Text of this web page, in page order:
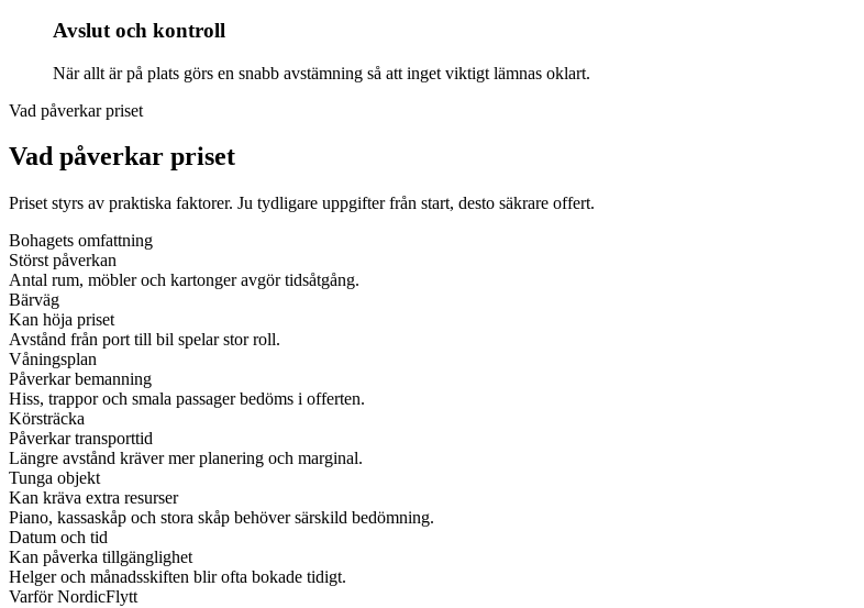
Avslut och kontroll
När allt är på plats görs en snabb avstämning så att inget viktigt lämnas oklart.
Vad påverkar priset
Vad påverkar priset
Priset styrs av praktiska faktorer. Ju tydligare uppgifter från start, desto säkrare offert.
Bohagets omfattning
Störst påverkan
Antal rum, möbler och kartonger avgör tidsåtgång.
Bärväg
Kan höja priset
Avstånd från port till bil spelar stor roll.
Våningsplan
Påverkar bemanning
Hiss, trappor och smala passager bedöms i offerten.
Körsträcka
Påverkar transporttid
Längre avstånd kräver mer planering och marginal.
Tunga objekt
Kan kräva extra resurser
Piano, kassaskåp och stora skåp behöver särskild bedömning.
Datum och tid
Kan påverka tillgänglighet
Helger och månadsskiften blir ofta bokade tidigt.
Varför NordicFlytt